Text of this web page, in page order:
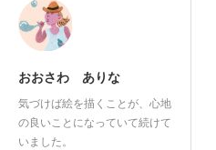
おおさわ ありな
気づけば絵を描くことが、心地
の良いことになっていて続けて
いました。